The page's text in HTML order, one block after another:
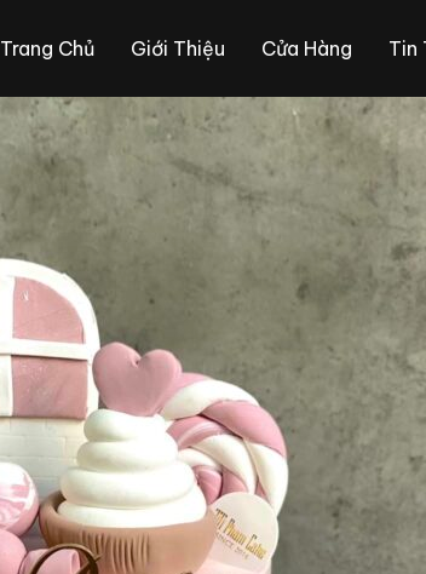
Trang Chủ Giới Thiệu Cửa Hàng Tin